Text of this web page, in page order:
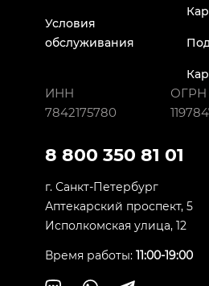
Условия
обслуживания
ИНН
7842175780
ОГРН
8 800 350 81 01
г. Санкт-Петербург
Аптекарский проспект, 5
Исполкомская улица, 12
Время работы: 11:00-19:00